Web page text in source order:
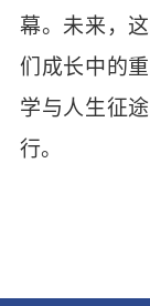
幕。未来，
们成长中的
学与人生征
行。